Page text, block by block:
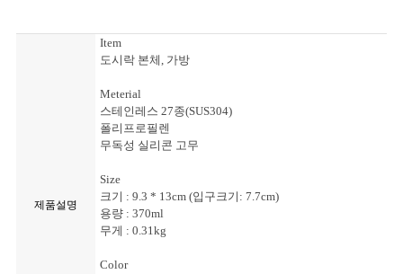
제품설명
Item
도시락 본체, 가방
Meterial
스테인레스 27종(SUS304)
폴리프로필렌
무독성 실리콘 고무
Size
크기 : 9.3 * 13cm (입구크기: 7.7cm)
용량 : 370ml
무게 : 0.31kg
Color